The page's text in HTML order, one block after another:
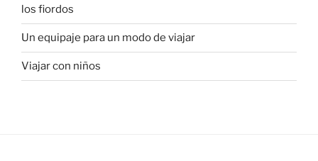
los fiordos
Un equipaje para un modo de viajar
Viajar con niños